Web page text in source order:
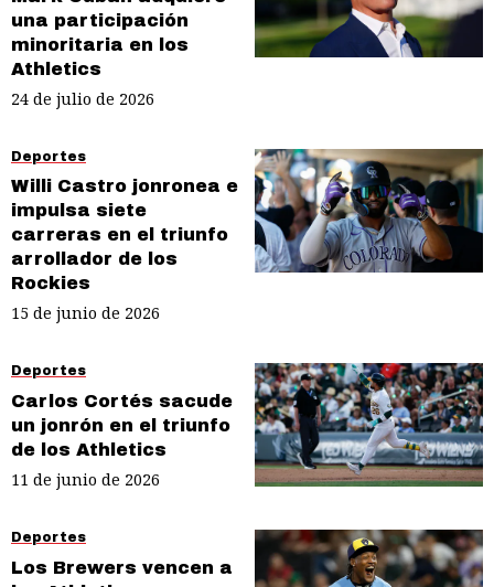
una participación
minoritaria en los
Athletics
24 de julio de 2026
Deportes
Willi Castro jonronea e
impulsa siete
carreras en el triunfo
arrollador de los
Rockies
15 de junio de 2026
Deportes
Carlos Cortés sacude
un jonrón en el triunfo
de los Athletics
11 de junio de 2026
Deportes
Los Brewers vencen a